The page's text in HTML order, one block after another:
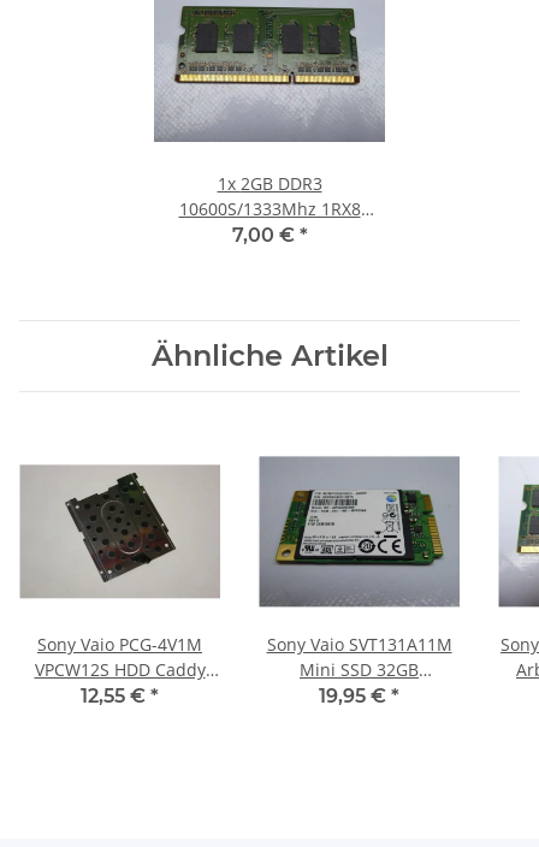
1x 2GB DDR3
10600S/1333Mhz 1RX8
Notebook SO-DIMM RAM
7,00 € *
Ähnliche Artikel
Sony Vaio PCG-4V1M
VPCW12S HDD Caddy
Festplatten Rahmen
12,55 € *
Sony Vaio SVT131A11M
Mini SSD 32GB
Festplatte HDD
19,95 € *